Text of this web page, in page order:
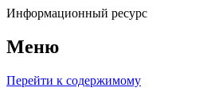
Информационный ресурс
Меню
Перейти к содержимому